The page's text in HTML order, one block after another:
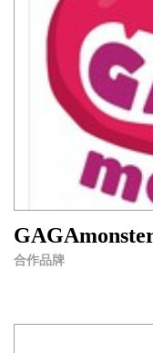
合作品牌